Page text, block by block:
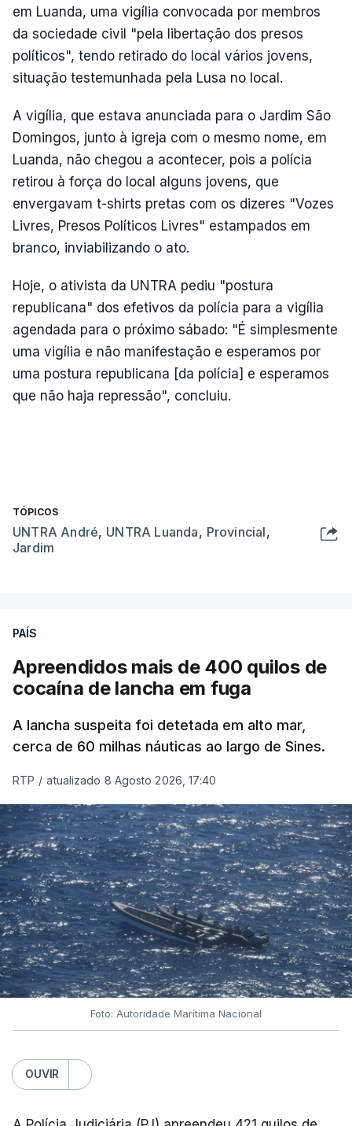
em Luanda, uma vigília convocada por membros
da sociedade civil "pela libertação dos presos
políticos", tendo retirado do local vários jovens,
situação testemunhada pela Lusa no local.
A vigília, que estava anunciada para o Jardim São
Domingos, junto à igreja com o mesmo nome, em
Luanda, não chegou a acontecer, pois a polícia
retirou à força do local alguns jovens, que
envergavam t-shirts pretas com os dizeres "Vozes
Livres, Presos Políticos Livres" estampados em
branco, inviabilizando o ato.
Hoje, o ativista da UNTRA pediu "postura
republicana" dos efetivos da polícia para a vigília
agendada para o próximo sábado: "É simplesmente
uma vigília e não manifestação e esperamos por
uma postura republicana [da polícia] e esperamos
que não haja repressão", concluiu.
TÓPICOS
UNTRA André, UNTRA Luanda, Provincial,
Jardim
PAÍS
Apreendidos mais de 400 quilos de
cocaína de lancha em fuga
A lancha suspeita foi detetada em alto mar,
cerca de 60 milhas náuticas ao largo de Sines.
RTP / atualizado 8 Agosto 2026, 17:40
Foto: Autoridade Marítima Nacional
OUVIR